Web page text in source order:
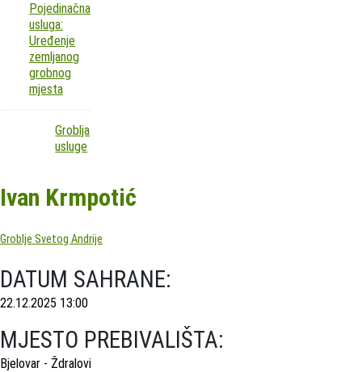
Pojedinačna
usluga:
Uređenje
zemljanog
grobnog
mjesta
Groblja
usluge
Ivan Krmpotić
Groblje Svetog Andrije
DATUM SAHRANE:
22.12.2025 13:00
MJESTO PREBIVALIŠTA:
Bjelovar - Ždralovi